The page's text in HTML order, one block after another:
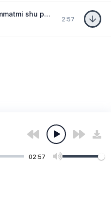
Dunyo shunchalar qimmatmi shu pulsiz zulmatmi
2:57
02:57